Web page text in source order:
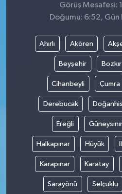
Görüş Mesafesi:
Doğumu: 6:52, Gün
Ahırlı Akören
Beyşehir Bozkır
Cihanbeyli Çumra
Derebucak
Ereğli Güneysınır
Halkapınar Hüyük
Karapınar Karatay
Sarayönü Selçuklu